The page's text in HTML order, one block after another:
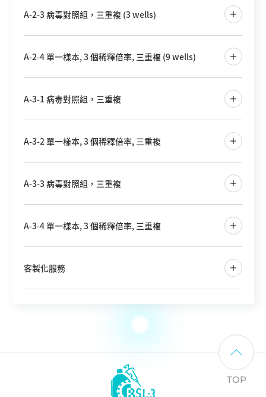
A-2-3 病毒對照組，三重複 (3 wells)
A-2-4 單一樣本, 3 個稀釋倍率, 三重複 (9 wells)
A-3-1 病毒對照組，三重複
A-3-2 單一樣本, 3 個稀釋倍率, 三重複
A-3-3 病毒對照組，三重複
A-3-4 單一樣本, 3 個稀釋倍率, 三重複
客製化服務
TOP